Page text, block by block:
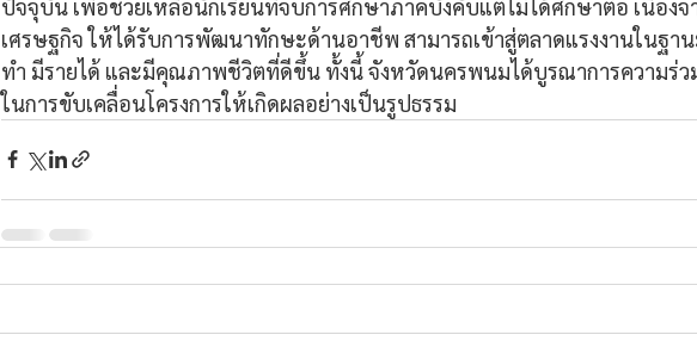
ปัจจุบัน เพื่อช่วยเหลือนักเรียนที่จบการศึกษาภาคบังคับแต่ไม่ได้ศึกษาต่อ เนื่องจ
เศรษฐกิจ ให้ได้รับการพัฒนาทักษะด้านอาชีพ สามารถเข้าสู่ตลาดแรงงานในฐา
ทำ มีรายได้ และมีคุณภาพชีวิตที่ดีขึ้น ทั้งนี้ จังหวัดนครพนมได้บูรณาการความร่
ในการขับเคลื่อนโครงการให้เกิดผลอย่างเป็นรูปธรรม